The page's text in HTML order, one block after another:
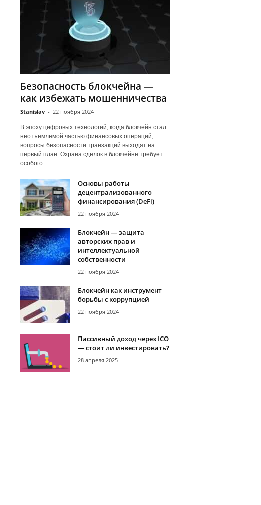
Безопасность блокчейна —
как избежать мошенничества
Stanislav - 22 ноября 2024
В эпоху цифровых технологий, когда блокчейн стал
неотъемлемой частью финансовых операций,
вопросы безопасности транзакций выходят на
первый план. Охрана сделок в блокчейне требует
особого...
Основы работы
децентрализованного
финансирования (DeFi)
22 ноября 2024
Блокчейн — защита
авторских прав и
интеллектуальной
собственности
22 ноября 2024
Блокчейн как инструмент
борьбы с коррупцией
22 ноября 2024
Пассивный доход через ICO
— стоит ли инвестировать?
28 апреля 2025